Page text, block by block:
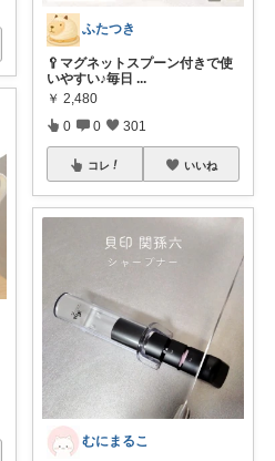
ふたつき
🥄マグネットスプーン付きで使
いやすい♪毎日 ...
￥ 2,480
0 0 301
コレ いいね
むにまるこ